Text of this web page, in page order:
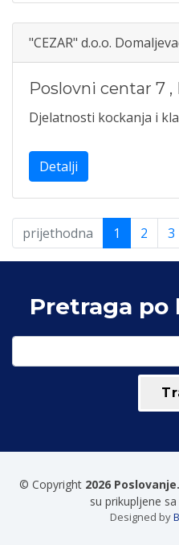
"CEZAR" d.o.o.
Poslovni centar 7 ,
Djelatnosti kockanja i
Detalji
prijethodna 1 2 3
Pretraga po
© Copyright 2026
su prikupljene
Designed by